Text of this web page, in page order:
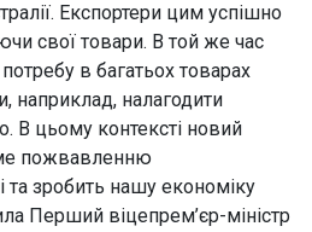
Експортери цим успішно
свої товари. В той же час
в багатьох товарах
наприклад, налагодити
В цьому контексті новий
пожвавленню
та зробить нашу економіку
Перший віцепрем’єр-міністр